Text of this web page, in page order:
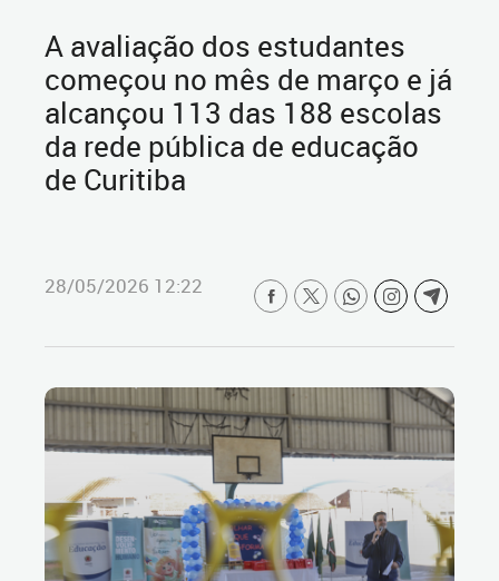
A avaliação dos estudantes
começou no mês de março e já
alcançou 113 das 188 escolas
da rede pública de educação
de Curitiba
28/05/2026 12:22